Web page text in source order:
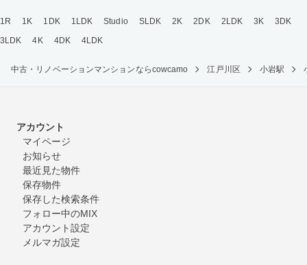
1R 1K 1DK 1LDK Studio SLDK 2K 2DK 2LDK 3K
3DK
3LDK
4K 4DK 4LDK
中古・リノベーションマンションならcowcamo 江戸川区 小岩駅
アカウント
マイページ
お知らせ
最近見た物件
保存物件
保存した検索条件
フォロー中のMIX
アカウント設定
メルマガ設定